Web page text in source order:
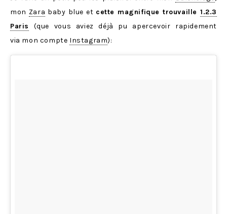
mon Zara baby blue et cette magnifique trouvaille 1.2.3
Paris
(que vous aviez déjà pu apercevoir rapidement
via mon compte Instagram):